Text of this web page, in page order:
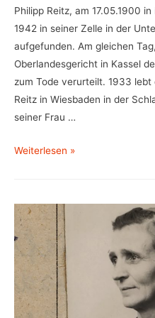
Philipp Reitz, am 17.05.1900
1942 in seiner Zelle in der
aufgefunden. Am gleichen
Oberlandesgericht in Kassel
zum Tode verurteilt. 1933
Reitz in Wiesbaden in der
seiner Frau …
Reitz,
Weiterlesen »